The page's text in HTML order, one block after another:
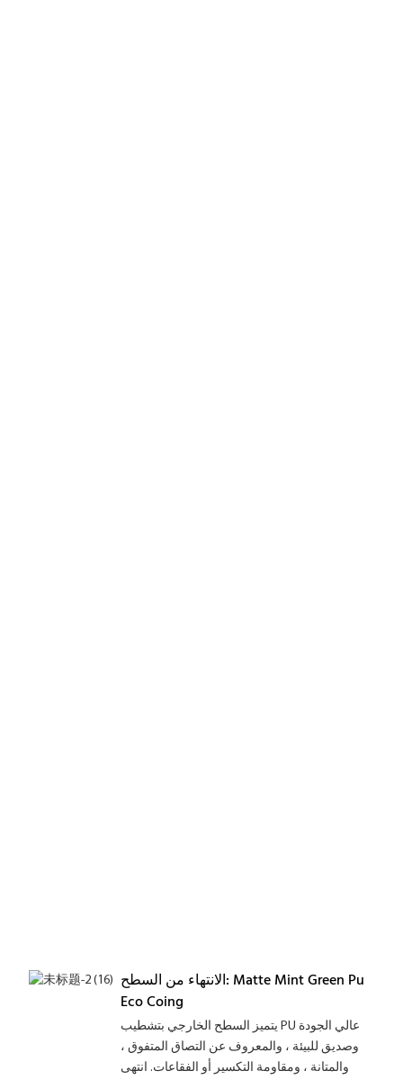
الانتهاء من السطح: Matte Mint Green Pu
Eco Coing
يتميز السطح الخارجي بتشطيب PU عالي الجودة
وصديق للبيئة ، والمعروف عن التصاق المتفوق ،
والمتانة ، ومقاومة التكسير أو الفقاعات. انتهى